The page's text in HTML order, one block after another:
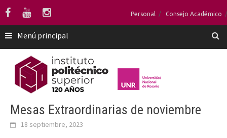
Saltar
contenido
Personal Consejo Académico
Menú principal
Mesas Extraordinarias de noviembre
18 septiembre, 2023